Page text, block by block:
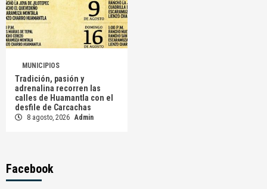
MUNICIPIOS
Tradición, pasión y
adrenalina recorren las
calles de Huamantla con el
desfile de Carcachas
8 agosto, 2026 Admin
Facebook